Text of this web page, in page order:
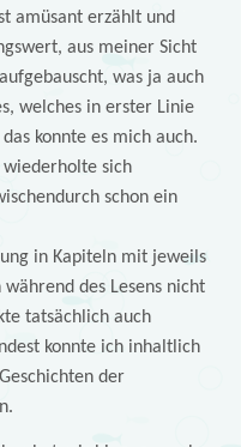
amüsant erzählt und
aus meiner Sicht
was ja auch
welches in erster Linie
konnte es mich auch.
sich
schon ein
in Kapiteln mit jeweils
des Lesens nicht
tatsächlich auch
konnte ich inhaltlich
der